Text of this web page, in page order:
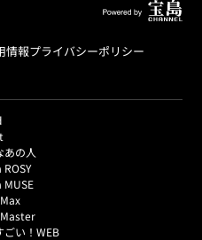
情報プライバシーポリシー
あの人
ごい！WEB